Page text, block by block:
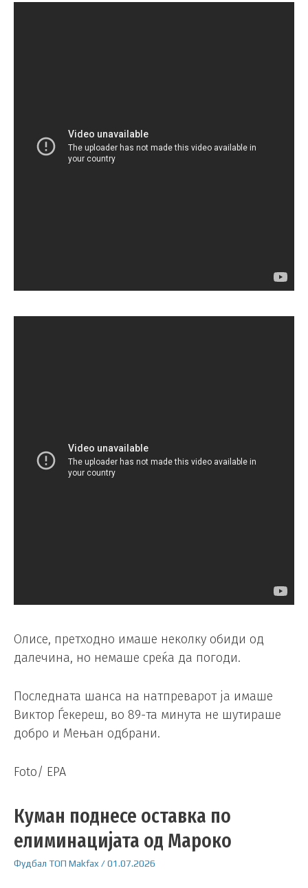
Олисе, претходно имаше неколку обиди од
далечина, но немаше среќа да погоди.
Последната шанса на натпреварот ја имаше
Виктор Ѓекереш, во 89-та минута не шутираше
добро и Мењан одбрани.
Foto/ EPA
Куман поднесе оставка по
елиминацијата од Мароко
Фудбал ТОП Makfax/01.07.2026